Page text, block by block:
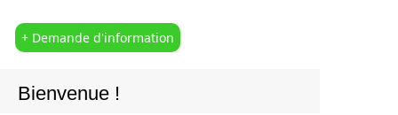
+ Demande d'information
Bienvenue !